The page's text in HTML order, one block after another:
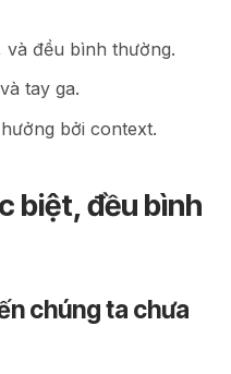
và đều bình thường.
tay ga.
bởi context.
biệt, đều bình
chúng ta chưa